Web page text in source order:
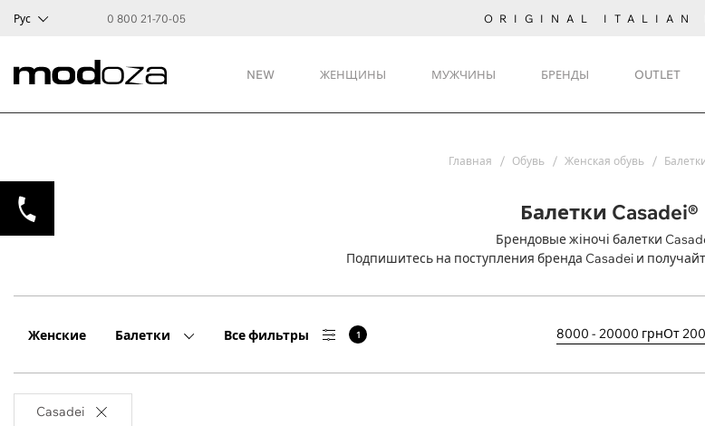
Рус 0 800 21-70-05 ORIGINAL ITALIAN
NEW ЖЕНЩИНЫ МУЖЧИНЫ БРЕНДЫ OUTLET
Главная Обувь Женская обувь
Балетки Casadei®
Брендовые жіночі балетки
Подпишитесь на поступления бренда Casadei и
Женские Балетки Все фильтры 1 8000 - 20000 грнОт
Casadei